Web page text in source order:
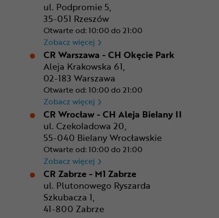
ul. Podpromie 5,
35-051 Rzeszów
Otwarte od: 10:00 do 21:00
Zobacz więcej CR Rzeszów
CR Warszawa - CH Okęcie Park
Aleja Krakowska 61,
02-183 Warszawa
Otwarte od: 10:00 do 21:00
Zobacz więcej CR Warszawa - CH Okęcie
CR Wrocław - CH Aleja Bielany II
ul. Czekoladowa 20,
55-040 Bielany Wrocławskie
Otwarte od: 10:00 do 21:00
Zobacz więcej CR Wrocław - CH Aleja
CR Zabrze - M1 Zabrze
ul. Plutonowego Ryszarda
Szkubacza 1,
41-800 Zabrze